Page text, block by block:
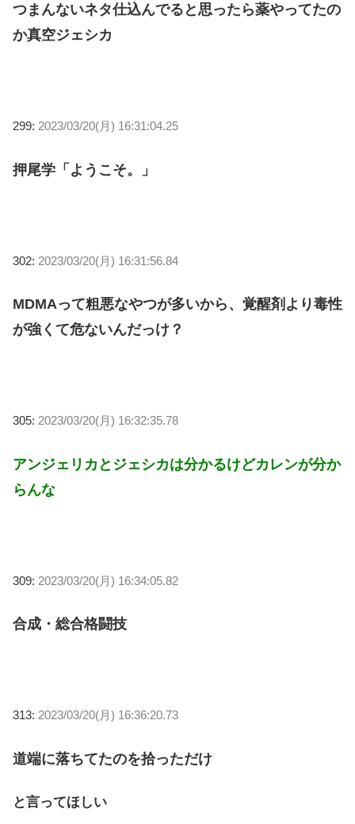
つまんないネタ仕込んでると思ったら薬やってたの
か真空ジェシカ
299: 2023/03/20(月) 16:31:04.25
押尾学「ようこそ。」
302: 2023/03/20(月) 16:31:56.84
MDMAって粗悪なやつが多いから、覚醒剤より毒性
が強くて危ないんだっけ？
305: 2023/03/20(月) 16:32:35.78
アンジェリカとジェシカは分かるけどカレンが分か
らんな
309: 2023/03/20(月) 16:34:05.82
合成・総合格闘技
313: 2023/03/20(月) 16:36:20.73
道端に落ちてたのを拾っただけ
と言ってほしい